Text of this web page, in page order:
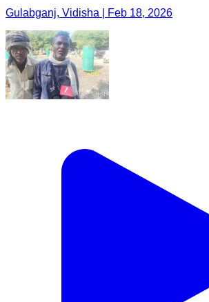
Gulabganj, Vidisha | Feb 18, 2026